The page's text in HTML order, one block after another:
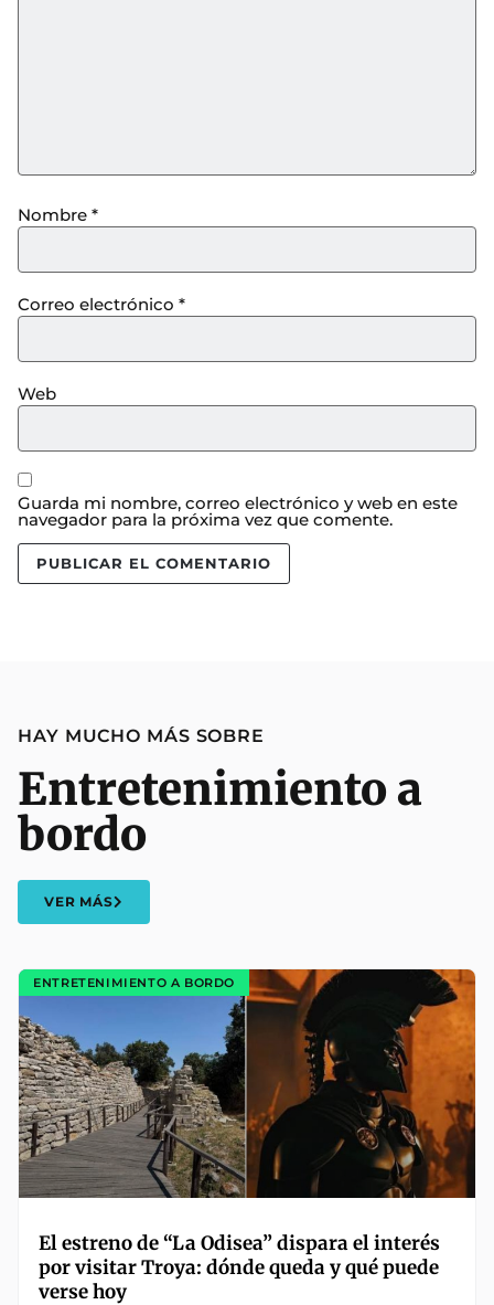
Nombre *
Correo electrónico *
Web
Guarda mi nombre, correo electrónico y web en este
navegador para la próxima vez que comente.
HAY MUCHO MÁS SOBRE
Entretenimiento a
bordo
VER MÁS
ENTRETENIMIENTO A BORDO
El estreno de “La Odisea” dispara el interés
por visitar Troya: dónde queda y qué puede
verse hoy